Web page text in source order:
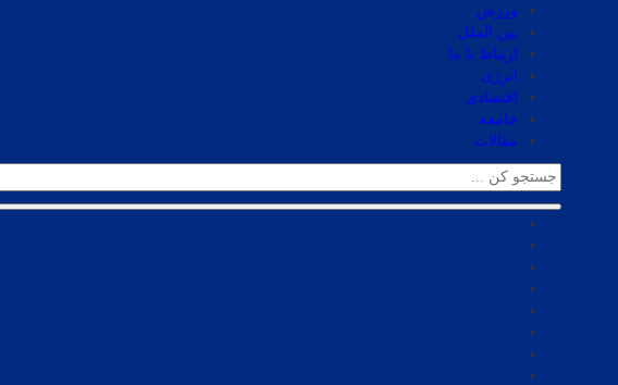
ورزش
بین الملل
ارتباط با ما
انرژی
اقتصادی
جامعه
مقالات